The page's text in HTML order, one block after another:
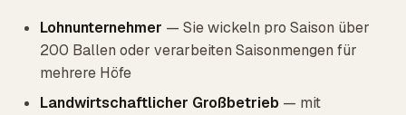
Lohnunternehmer — Sie wickeln pro Saison über
200 Ballen oder verarbeiten Saisonmengen für
mehrere Höfe
Landwirtschaftlicher Großbetrieb — mit